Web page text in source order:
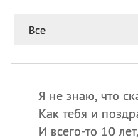
Все
Я не знаю, что
Как тебя и
И всего-то 10 лет,